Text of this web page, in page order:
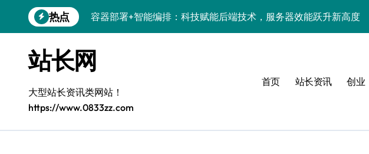
到
热点
容器部署+智能编排：科技赋能后端技术，服务器效能跃升新高度
科技向善：无障碍系统容器化部署的包容性编排新范式
科技赋能：系统容器智能编排，优化运维提升客户体验
技术赋能：编排工具驱动的系统容器化部署与资源优化策略
科技赋能电商：系统级容器化部署，智优编排激增服务器效能
站长网
大型站长资讯类网站！
https://www.0833zz.com
首页 站长资讯 创业